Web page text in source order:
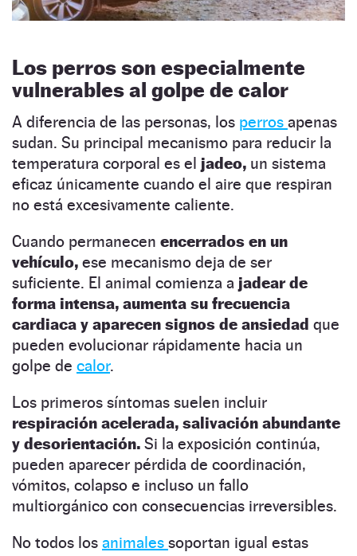
Los perros son especialmente
vulnerables al golpe de calor
A diferencia de las personas, los perros apenas
sudan. Su principal mecanismo para reducir la
temperatura corporal es el jadeo, un sistema
eficaz únicamente cuando el aire que respiran
no está excesivamente caliente.
Cuando permanecen encerrados en un
vehículo, ese mecanismo deja de ser
suficiente. El animal comienza a jadear de
forma intensa, aumenta su frecuencia
cardiaca y aparecen signos de ansiedad que
pueden evolucionar rápidamente hacia un
golpe de calor.
Los primeros síntomas suelen incluir
respiración acelerada, salivación abundante
y desorientación. Si la exposición continúa,
pueden aparecer pérdida de coordinación,
vómitos, colapso e incluso un fallo
multiorgánico con consecuencias irreversibles.
No todos los animales soportan igual estas